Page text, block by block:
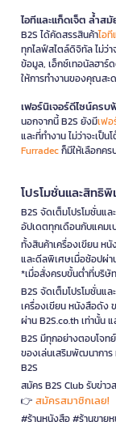
ไอทีและแก็ดเจ็ต ล้ำส
B2S ได้คัดสรรสินค้าไอ
ทุกไลฟ์สไตล์ดิจิทัล ไม่ว่า
ข้อมูล, เอ็กซ์เทอนัลฮาร์
ให้การทำงานของคุณสะ
เฟอร์นิเจอร์ดีไซน์คร
นอกจากนี้ B2S ยังมีเฟอ
และที่ทำงาน ไม่ว่าจะเป็
Furradecก็มีให้เลือกคร
โปรโมชั่นและสิทธิ
B2S จัดเต็มโปรโมชั่นแ
อัปเดตทุกเดือนกับแคม
ทั้งสินค้าเครื่องเขียน ห
และดีลพิเศษเมื่อช้อปผ่า
*เมื่อสั่งครบขั้นต่ำที่บริษั
B2S จัดเต็มโปรโมชั่นแ
เครื่องเขียน หนังสือดัง
ผ่าน B2S.co.th เท่านั้น
B2S มีทุกอย่างตอบโจท
ของเล่นเสริมพัฒนาการ
B2S
สมัคร B2S Club รับข่าว
👉 สมัครสมาชิกเลย!
#ร้านหนังสือ #ร้านขาย